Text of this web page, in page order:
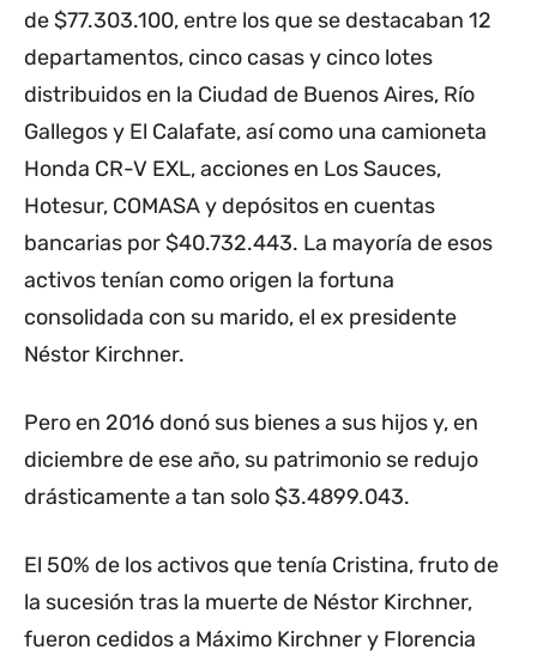
de $77.303.100, entre los que se destacaban 12
departamentos, cinco casas y cinco lotes
distribuidos en la Ciudad de Buenos Aires, Río
Gallegos y El Calafate, así como una camioneta
Honda CR-V EXL, acciones en Los Sauces,
Hotesur, COMASA y depósitos en cuentas
bancarias por $40.732.443. La mayoría de esos
activos tenían como origen la fortuna
consolidada con su marido, el ex presidente
Néstor Kirchner.
Pero en 2016 donó sus bienes a sus hijos y, en
diciembre de ese año, su patrimonio se redujo
drásticamente a tan solo $3.4899.043.
El 50% de los activos que tenía Cristina, fruto de
la sucesión tras la muerte de Néstor Kirchner,
fueron cedidos a Máximo Kirchner y Florencia